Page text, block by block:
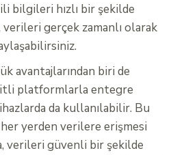
bilgileri hızlı bir şekilde
gerçek zamanlı olarak
avantajlarından biri de
platformlarla entegre
da kullanılabilir. Bu
yerden verilere erişmesi
verileri güvenli bir şekilde